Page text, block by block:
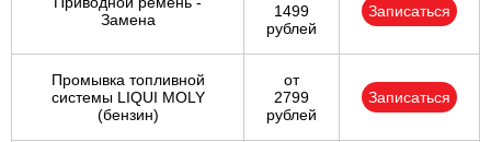
Замена
1499
рублей
Записаться
Промывка топливной
системы LIQUI MOLY
(бензин)
от
2799
рублей
Записаться